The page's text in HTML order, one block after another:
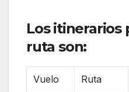
Los itinerarios
ruta son:
Vuelo Ruta